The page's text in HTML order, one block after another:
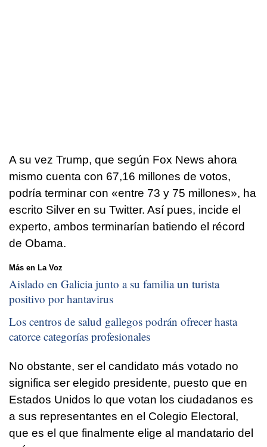
A su vez Trump, que según Fox News ahora
mismo cuenta con 67,16 millones de votos,
podría terminar con «entre 73 y 75 millones», ha
escrito Silver en su Twitter. Así pues, incide el
experto, ambos terminarían batiendo el récord
de Obama.
Más en La Voz
Aislado en Galicia junto a su familia un turista
positivo por hantavirus
Los centros de salud gallegos podrán ofrecer hasta
catorce categorías profesionales
No obstante, ser el candidato más votado no
significa ser elegido presidente, puesto que en
Estados Unidos lo que votan los ciudadanos es
a sus representantes en el Colegio Electoral,
que es el que finalmente elige al mandatario del